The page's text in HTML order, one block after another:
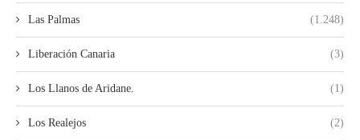
Las Palmas (1.248)
Liberación Canaria (3)
Los Llanos de Aridane. (1)
Los Realejos (2)